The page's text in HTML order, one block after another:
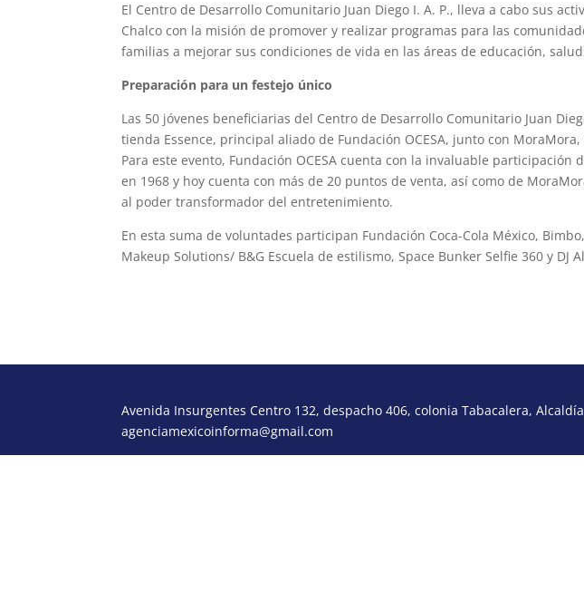
El Centro de Desarrollo Comunitario Juan Diego I. A. P., lleva a cabo sus
Chalco con la misión de promover y realizar programas para las
familias a mejorar sus condiciones de vida en las áreas de educación,
Preparación para un festejo único
Las 50 jóvenes beneficiarias del Centro de Desarrollo Comunitario Juan
tienda Essence, principal aliado de Fundación OCESA, junto con
Para este evento, Fundación OCESA cuenta con la invaluable participación
en 1968 y hoy cuenta con más de 20 puntos de venta, así como de
al poder transformador del entretenimiento.
En esta suma de voluntades participan Fundación Coca-Cola México,
Makeup Solutions/ B&G Escuela de estilismo, Space Bunker Selfie 360 y DJ
Avenida Insurgentes Centro 132, despacho 406, colonia Tabacalera,
agenciamexicoinforma@gmail.com